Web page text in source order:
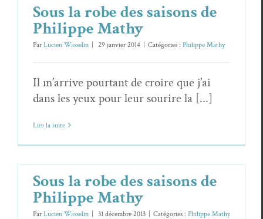
Sous la robe des saisons de
Philippe Mathy
ParLucien Wasselin 29 janvier 2014 Catégories : Philippe Mathy
Il m’arrive pourtant de croire que j’ai
dans les yeux pour leur sourire la [...]
Lire la suite
Sous la robe des saisons de
Philippe Mathy
ParLucien Wasselin 31 décembre 2013 Catégories : Philippe Mathy